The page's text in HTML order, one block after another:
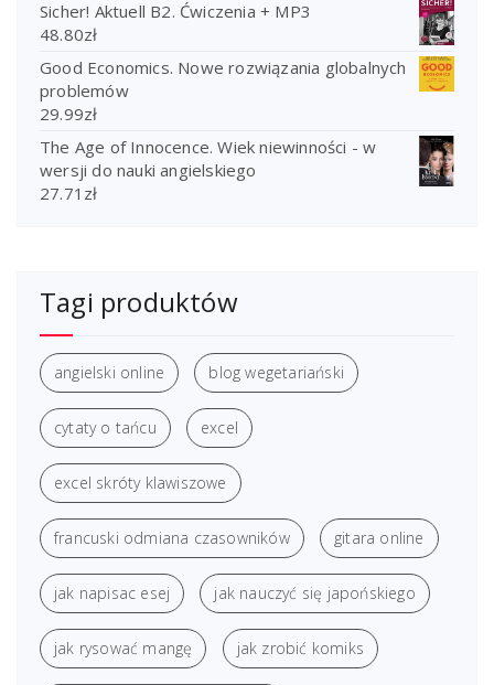
Sicher! Aktuell B2. Ćwiczenia + MP3
48.80zł
Good Economics. Nowe rozwiązania globalnych
problemów
29.99zł
The Age of Innocence. Wiek niewinności - w
wersji do nauki angielskiego
27.71 zł
Tagi produktów
angielski online blog wegetariański
cytaty o tańcu excel
excel skróty klawiszowe
francuski odmiana czasowników gitara online
jak napisac esej jak nauczyć się japońskiego
jak rysować mangę jak zrobić komiks